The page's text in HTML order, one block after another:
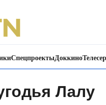
СпецпроектыДоккино
Лалу